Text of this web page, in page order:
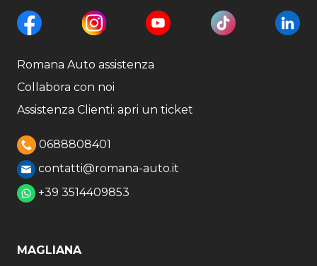
Romana Auto assistenza
Collabora con noi
Assistenza Clienti: apri un ticket
0688808401
contatti@romana-auto.it
+39 3514409853
MAGLIANA